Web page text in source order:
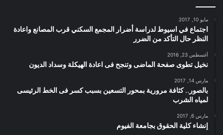
مايو 10, 2017
اجتماع في اسيوط لدراسة أضرار المجمع السكني قرب المصانع واعادة
النظر حال التأكد من الضرر
أغسطس 23, 2016
نخيل تطوى صفحة الماضى وتنجح فى اعادة الهيكلة وسداد الديون
مارس 14, 2017
بالصور.. كثافة مرورية بمحور التسعين بسبب كسر فى الخط الرئيسى
لمياه الشرب
مارس 6, 2017
إنشاء كلية الحقوق بجامعة الفيوم